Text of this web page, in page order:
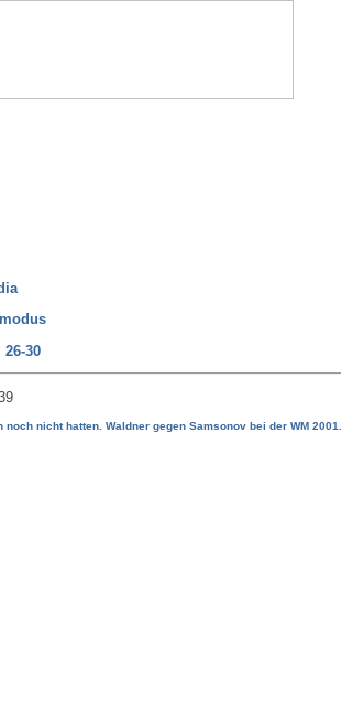
26-30
nicht hatten. Waldner gegen Samsonov bei der WM 2001.